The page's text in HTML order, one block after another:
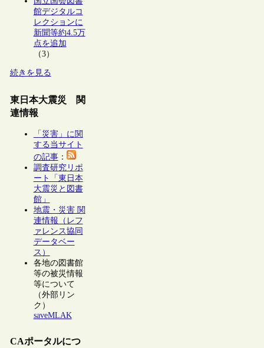
館デジタルコ
レクションに
新聞等約4.5万
点を追加
（3）
続きを見る
東日本大震災 関
連情報
「災害」に関
する当サイト
の記事：
調査研究リポ
ート「東日本
大震災と図書
館」
地震・災害 関
連情報（レフ
ァレンス協同
データベー
ス）
各地の図書館
等の被災情報
等について
（外部リン
ク）
saveMLAK
CAポータルにつ